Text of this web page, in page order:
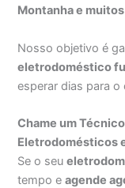
Montanha e
Nosso objetivo é
eletrodoméstico
esperar dias para o
Chame um
Eletrodomésticos
Se o seu
tempo eagende